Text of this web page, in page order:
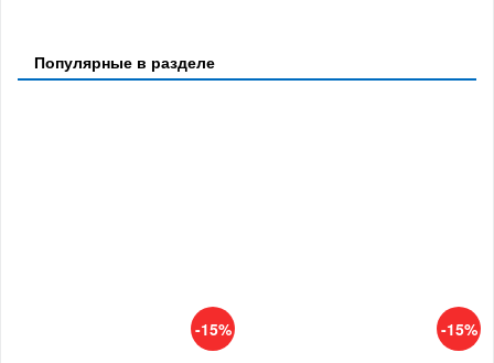
Популярные в разделе
-15% -15%